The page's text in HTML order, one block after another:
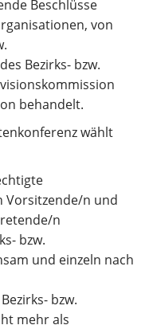
Beschlüsse
von
Bezirks- bzw.
behandelt.
wählt
Vorsitzende/n und
n
bzw.
und einzeln nach
bzw.
mehr als